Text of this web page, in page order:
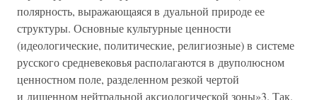
полярность, выражающаяся в дуальной природе ее
структуры. Основные культурные ценности
(идеологические, политические, религиозные) в системе
русского средневековья располагаются в двуполюсном
ценностном поле, разделенном резкой чертой
и лишенном нейтральной аксиологической зоны»3. Так,